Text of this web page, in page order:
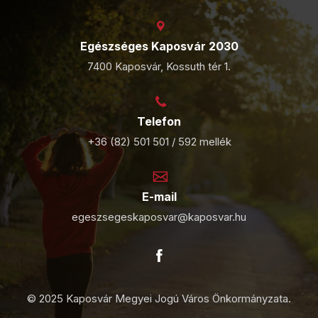
Egészséges Kaposvár 2030
7400 Kaposvár, Kossuth tér 1.
Telefon
+36 (82) 501 501 / 592 mellék
E-mail
egeszsegeskaposvar@kaposvar.hu
© 2025 Kaposvár Megyei Jogú Város Önkormányzata.